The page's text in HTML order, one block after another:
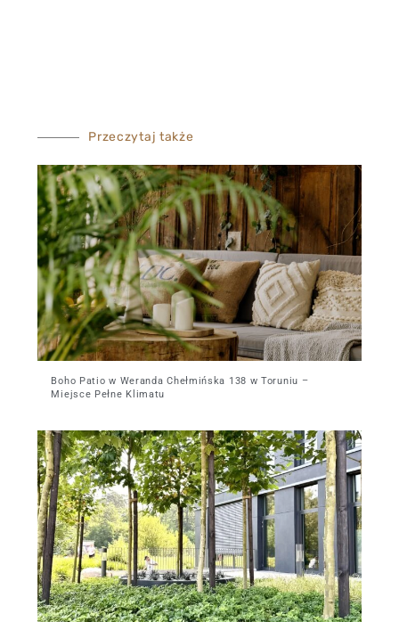
Przeczytaj także
Boho Patio w Weranda Chełmińska 138 w Toruniu –
Miejsce Pełne Klimatu